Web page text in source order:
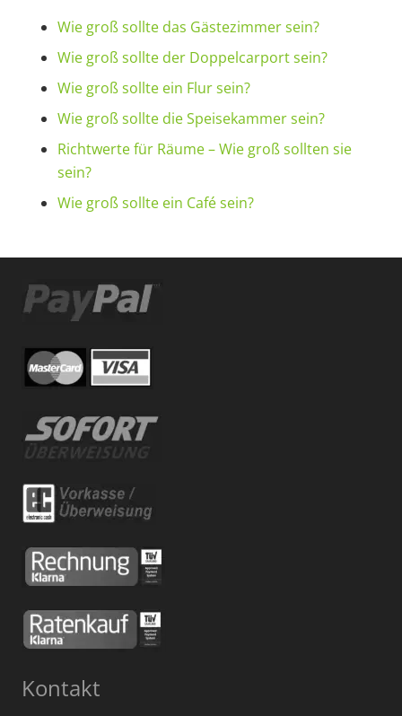
Wie groß sollte das Gästezimmer sein?
Wie groß sollte der Doppelcarport sein?
Wie groß sollte ein Flur sein?
Wie groß sollte die Speisekammer sein?
Richtwerte für Räume – Wie groß sollten sie
sein?
Wie groß sollte ein Café sein?
Kontakt